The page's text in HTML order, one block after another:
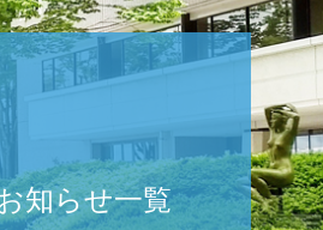
知らせ一覧